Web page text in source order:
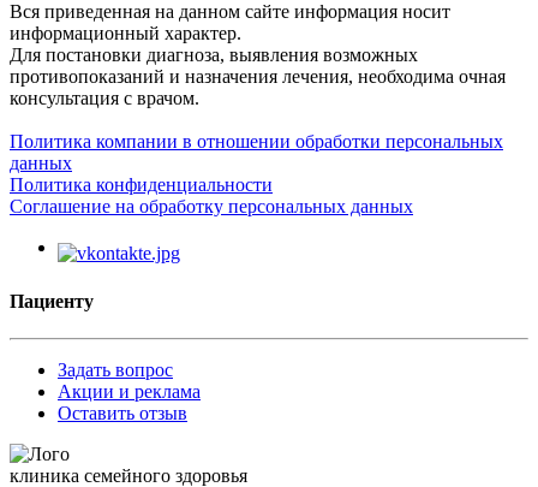
Вся приведенная на данном сайте информация носит
информационный характер.
Для постановки диагноза, выявления возможных
противопоказаний и назначения лечения, необходима очная
консультация с врачом.
Политика компании в отношении обработки персональных
данных
Политика конфиденциальности
Соглашение на обработку персональных данных
Пациенту
Задать вопрос
Акции и реклама
Оставить отзыв
клиника семейного здоровья